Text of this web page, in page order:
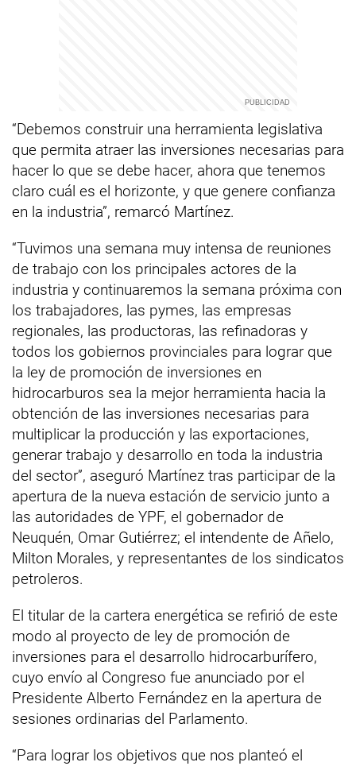
“Debemos construir una herramienta legislativa
que permita atraer las inversiones necesarias para
hacer lo que se debe hacer, ahora que tenemos
claro cuál es el horizonte, y que genere confianza
en la industria”, remarcó Martínez.
“Tuvimos una semana muy intensa de reuniones
de trabajo con los principales actores de la
industria y continuaremos la semana próxima con
los trabajadores, las pymes, las empresas
regionales, las productoras, las refinadoras y
todos los gobiernos provinciales para lograr que
la ley de promoción de inversiones en
hidrocarburos sea la mejor herramienta hacia la
obtención de las inversiones necesarias para
multiplicar la producción y las exportaciones,
generar trabajo y desarrollo en toda la industria
del sector”, aseguró Martínez tras participar de la
apertura de la nueva estación de servicio junto a
las autoridades de YPF, el gobernador de
Neuquén, Omar Gutiérrez; el intendente de Añelo,
Milton Morales, y representantes de los sindicatos
petroleros.
El titular de la cartera energética se refirió de este
modo al proyecto de ley de promoción de
inversiones para el desarrollo hidrocarburífero,
cuyo envío al Congreso fue anunciado por el
Presidente Alberto Fernández en la apertura de
sesiones ordinarias del Parlamento.
“Para lograr los objetivos que nos planteó el